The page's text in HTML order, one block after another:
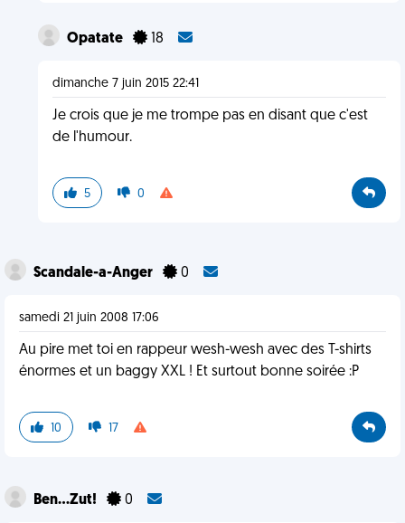
Opatate 18
dimanche 7 juin 2015 22:41
Je crois que je me trompe pas en disant que c'est
de l'humour.
5 0
Scandale-a-Anger 0
samedi 21 juin 2008 17:06
Au pire met toi en rappeur wesh-wesh avec des T-shirts
énormes et un baggy XXL ! Et surtout bonne soirée :P
10 17
Ben...Zut! 0